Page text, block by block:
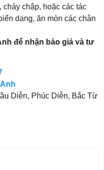
chập, hoặc các tác
dạng, ăn mòn các chân
để nhận báo giá và tư
Diễn, Phúc Diễn, Bắc Từ